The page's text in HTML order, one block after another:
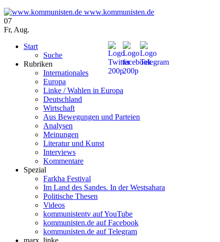
www.kommunisten.de
07
Fr, Aug.
Start
Suche
Rubriken
Internationales
Europa
Linke / Wahlen in Europa
Deutschland
Wirtschaft
Aus Bewegungen und Parteien
Analysen
Meinungen
Literatur und Kunst
Interviews
Kommentare
Spezial
Farkha Festival
Im Land des Sandes. In der Westsahara
Politische Thesen
Videos
kommunistentv auf YouTube
kommunisten.de auf Facebook
kommunisten.de auf Telegram
marx. linke